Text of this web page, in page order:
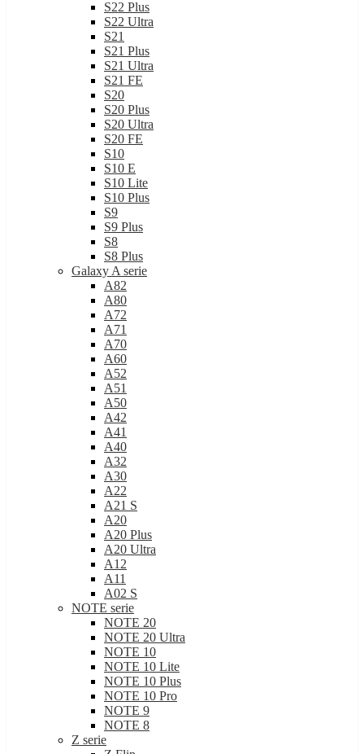
S22 Plus
S22 Ultra
S21
S21 Plus
S21 Ultra
S21 FE
S20
S20 Plus
S20 Ultra
S20 FE
S10
S10 E
S10 Lite
S10 Plus
S9
S9 Plus
S8
S8 Plus
Galaxy A serie
A82
A80
A72
A71
A70
A60
A52
A51
A50
A42
A41
A40
A32
A30
A22
A21 S
A20
A20 Plus
A20 Ultra
A12
A11
A02 S
NOTE serie
NOTE 20
NOTE 20 Ultra
NOTE 10
NOTE 10 Lite
NOTE 10 Plus
NOTE 10 Pro
NOTE 9
NOTE 8
Z serie